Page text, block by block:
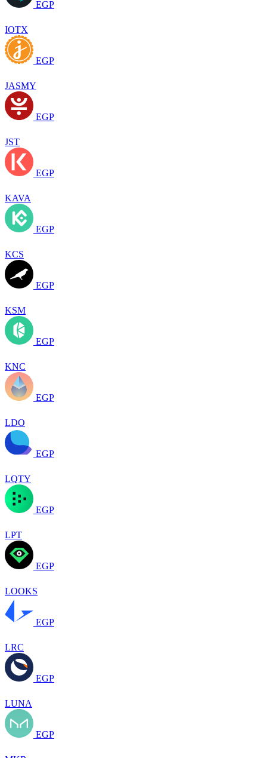
EGP
IOTX
EGP
JASMY
EGP
JST
EGP
KAVA
EGP
KCS
EGP
KSM
EGP
KNC
EGP
LDO
EGP
LQTY
EGP
LPT
EGP
LOOKS
EGP
LRC
EGP
LUNA
EGP